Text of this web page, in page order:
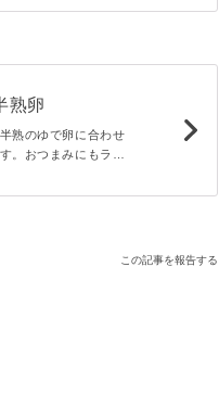
熟卵
熟のゆで卵に合わせ
。おつまみにもラー
この記事を報告する